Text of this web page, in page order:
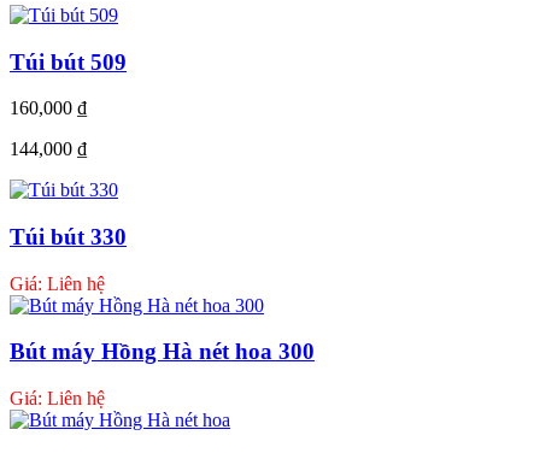
Túi bút 509
160,000 ₫
144,000 ₫
Túi bút 330
Giá: Liên hệ
Bút máy Hồng Hà nét hoa 300
Giá: Liên hệ